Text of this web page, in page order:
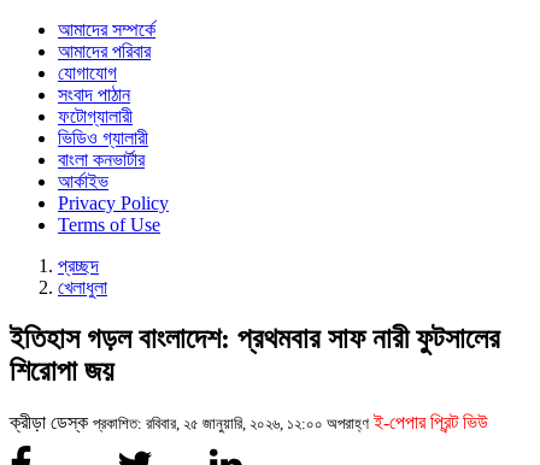
আমাদের সম্পর্কে
আমাদের পরিবার
যোগাযোগ
সংবাদ পাঠান
ফটোগ্যালারী
ভিডিও গ্যালারী
বাংলা কনভার্টার
আর্কাইভ
Privacy Policy
Terms of Use
প্রচ্ছদ
খেলাধুলা
ইতিহাস গড়ল বাংলাদেশ: প্রথমবার সাফ নারী ফুটসালের
শিরোপা জয়
ক্রীড়া ডেস্ক প্রকাশিত: রবিবার, ২৫ জানুয়ারি, ২০২৬, ১২:০০ অপরাহ্ণ ই-পেপার প্রিন্ট ভিউ